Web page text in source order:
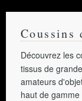
Coussins
Découvrez les
tissus de
amateurs
haut de